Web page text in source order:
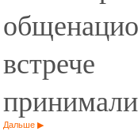
Дальше